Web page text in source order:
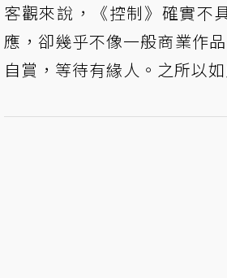
客觀來說，《控制》確實不
應，卻幾乎不像一般商業作
自賞，等待有緣人。之所以